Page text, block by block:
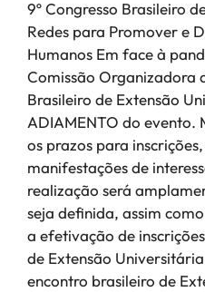
9º Congresso Brasileiro
Redes para Promover e
Humanos Em face à
Comissão Organizadora
Brasileiro de Extensão
ADIAMENTO do evento.
os prazos para
manifestações de
realização será
seja definida, assim
a efetivação de
de Extensão
encontro brasileiro de